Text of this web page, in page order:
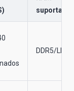
suportada
DDR5/